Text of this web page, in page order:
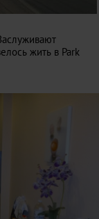
жить в Park